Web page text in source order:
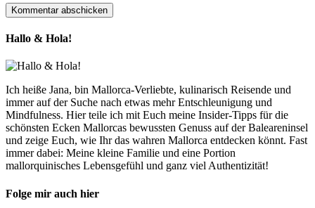
Hallo & Hola!
Ich heiße Jana, bin Mallorca-Verliebte, kulinarisch Reisende und
immer auf der Suche nach etwas mehr Entschleunigung und
Mindfulness. Hier teile ich mit Euch meine Insider-Tipps für die
schönsten Ecken Mallorcas bewussten Genuss auf der Baleareninsel
und zeige Euch, wie Ihr das wahren Mallorca entdecken könnt. Fast
immer dabei: Meine kleine Familie und eine Portion
mallorquinisches Lebensgefühl und ganz viel Authentizität!
Folge mir auch hier